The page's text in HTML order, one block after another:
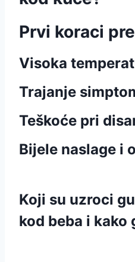
Prvi koraci
Visoka
Trajanje
Teškoće pri
Bijele naslage i
Koji su uzroci
kod beba i kako